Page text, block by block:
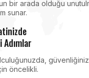
bir arada olduğu
sunar.
Adımlar
güvenliğiniz
öncelikli.